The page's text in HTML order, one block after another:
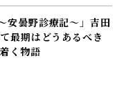
安曇野診療記〜」吉田
て最期はどうあるべき
く物語